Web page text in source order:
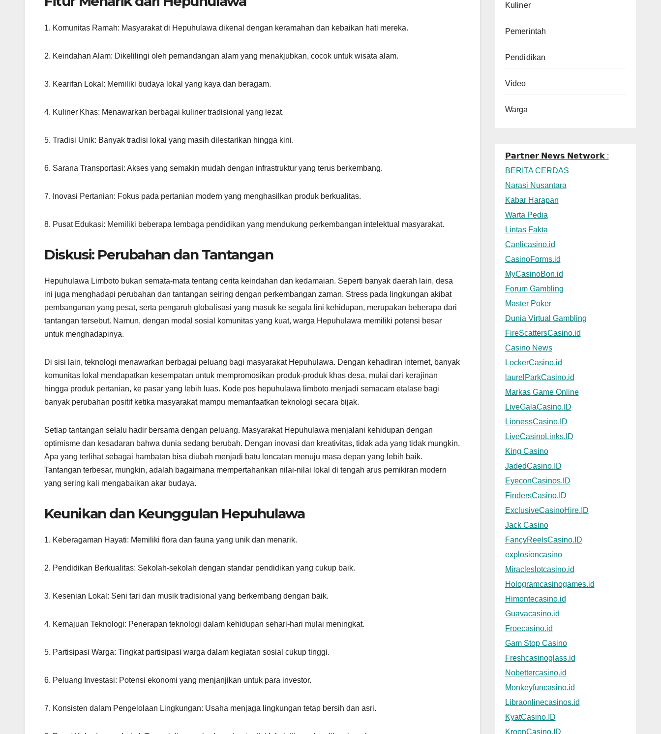
1. Komunitas Ramah: Masyarakat di Hepuhulawa dikenal dengan keramahan dan kebaikan hati mereka.
2. Keindahan Alam: Dikelilingi oleh pemandangan alam yang menakjubkan, cocok untuk wisata alam.
3. Kearifan Lokal: Memiliki budaya lokal yang kaya dan beragam.
4. Kuliner Khas: Menawarkan berbagai kuliner tradisional yang lezat.
5. Tradisi Unik: Banyak tradisi lokal yang masih dilestarikan hingga kini.
6. Sarana Transportasi: Akses yang semakin mudah dengan infrastruktur yang terus berkembang.
7. Inovasi Pertanian: Fokus pada pertanian modern yang menghasilkan produk berkualitas.
8. Pusat Edukasi: Memiliki beberapa lembaga pendidikan yang mendukung perkembangan intelektual masyarakat.
Diskusi: Perubahan dan Tantangan
Hepuhulawa Limboto bukan semata-mata tentang cerita keindahan dan kedamaian. Seperti banyak daerah lain, desa
ini juga menghadapi perubahan dan tantangan seiring dengan perkembangan zaman. Stress pada lingkungan akibat
pembangunan yang pesat, serta pengaruh globalisasi yang masuk ke segala lini kehidupan, merupakan beberapa dari
tantangan tersebut. Namun, dengan modal sosial komunitas yang kuat, warga Hepuhulawa memiliki potensi besar
untuk menghadapinya.
Di sisi lain, teknologi menawarkan berbagai peluang bagi masyarakat Hepuhulawa. Dengan kehadiran internet, banyak
komunitas lokal mendapatkan kesempatan untuk mempromosikan produk-produk khas desa, mulai dari kerajinan
hingga produk pertanian, ke pasar yang lebih luas. Kode pos hepuhulawa limboto menjadi semacam etalase bagi
banyak perubahan positif ketika masyarakat mampu memanfaatkan teknologi secara bijak.
Setiap tantangan selalu hadir bersama dengan peluang. Masyarakat Hepuhulawa menjalani kehidupan dengan
optimisme dan kesadaran bahwa dunia sedang berubah. Dengan inovasi dan kreativitas, tidak ada yang tidak mungkin.
Apa yang terlihat sebagai hambatan bisa diubah menjadi batu loncatan menuju masa depan yang lebih baik.
Tantangan terbesar, mungkin, adalah bagaimana mempertahankan nilai-nilai lokal di tengah arus pemikiran modern
yang sering kali mengabaikan akar budaya.
Keunikan dan Keunggulan Hepuhulawa
1. Keberagaman Hayati: Memiliki flora dan fauna yang unik dan menarik.
2. Pendidikan Berkualitas: Sekolah-sekolah dengan standar pendidikan yang cukup baik.
3. Kesenian Lokal: Seni tari dan musik tradisional yang berkembang dengan baik.
4. Kemajuan Teknologi: Penerapan teknologi dalam kehidupan sehari-hari mulai meningkat.
5. Partisipasi Warga: Tingkat partisipasi warga dalam kegiatan sosial cukup tinggi.
6. Peluang Investasi: Potensi ekonomi yang menjanjikan untuk para investor.
7. Konsisten dalam Pengelolaan Lingkungan: Usaha menjaga lingkungan tetap bersih dan asri.
Kuliner
Pemerintah
Pendidikan
Video
Warga
𝗣𝗮𝗿𝘁𝗻𝗲𝗿 𝗡𝗲𝘄𝘀 𝗡𝗲𝘁𝘄𝗼𝗿𝗸 :
BERITA CERDAS
Narasi Nusantara
Kabar Harapan
Warta Pedia
Lintas Fakta
Canlicasino.id
CasinoForms.id
MyCasinoBon.id
Forum Gambling
Master Poker
Dunia Virtual Gambling
FireScattersCasino.id
Casino News
LockerCasino.id
laurelParkCasino.id
Markas Game Online
LiveGalaCasino.ID
LionessCasino.ID
LiveCasinoLinks.ID
King Casino
JadedCasino.ID
EyeconCasinos.ID
FindersCasino.ID
ExclusiveCasinoHire.ID
Jack Casino
FancyReelsCasino.ID
explosioncasino
Miracleslotcasino.id
Hologramcasinogames.id
Himontecasino.id
Guavacasino.id
Froecasino.id
Gam Stop Casino
Freshcasinoglass.id
Nobettercasino.id
Monkeyfuncasino.id
Libraonlinecasinos.id
KyatCasino.ID
KroonCasino.ID